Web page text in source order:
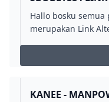
JUDI BOLA
Hallo bosku semua
merupakan Link
sbobet taruhan
indonesia.
KANEE -